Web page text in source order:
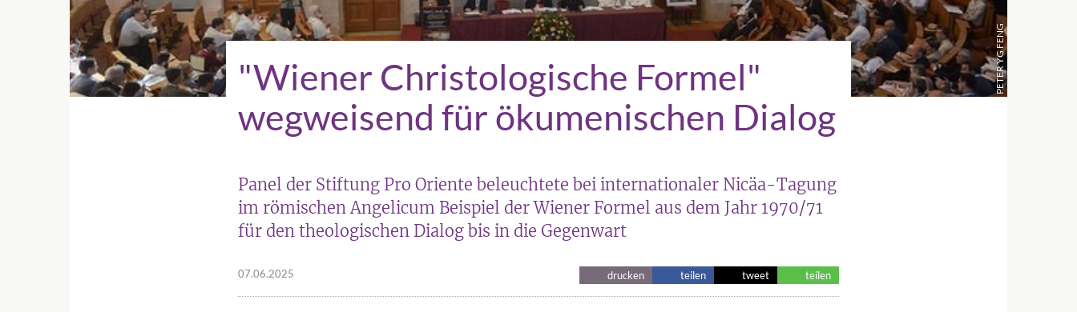
PETER YG FENG
"Wiener Christologische Formel"
wegweisend für ökumenischen Dialog
Panel der Stiftung Pro Oriente beleuchtete bei internationaler Nicäa-Tagung
im römischen Angelicum Beispiel der Wiener Formel aus dem Jahr 1970/71
für den theologischen Dialog bis in die Gegenwart
07.06.2025 drucken teilen tweet teilen